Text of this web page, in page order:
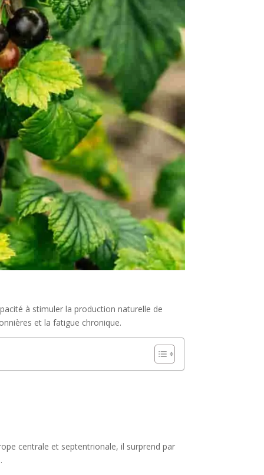
à stimuler la production naturelle de
et la fatigue chronique.
centrale et septentrionale, il surprend par
.